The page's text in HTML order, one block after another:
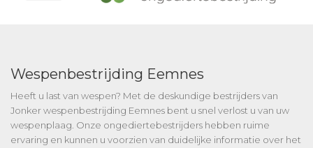
Wespenbestrijding Eemnes
Heeft u last van wespen? Met de deskundige bestrijders van
Jonker wespenbestrijding Eemnes bent u snel verlost u van uw
wespenplaag. Onze ongediertebestrijders hebben ruime
ervaring en kunnen u voorzien van duidelijke informatie over het